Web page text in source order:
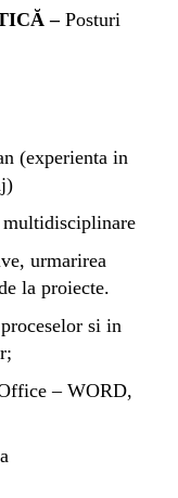
– Posturi
(experienta in
multidisciplinare
urmarirea
la proiecte.
si in
– WORD,